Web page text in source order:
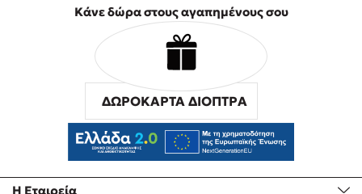
Η Εταιρεία
Κάνε δώρα στους αγαπημένους σου
ΔΩΡΟΚΑΡΤΑ ΔΙΟΠΤΡΑ